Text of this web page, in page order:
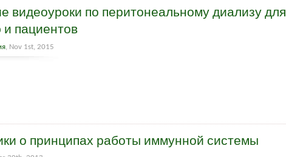
видеоуроки по перитонеальному диализу для
пациентов
, Nov 1st, 2015
о принципах работы иммунной системы